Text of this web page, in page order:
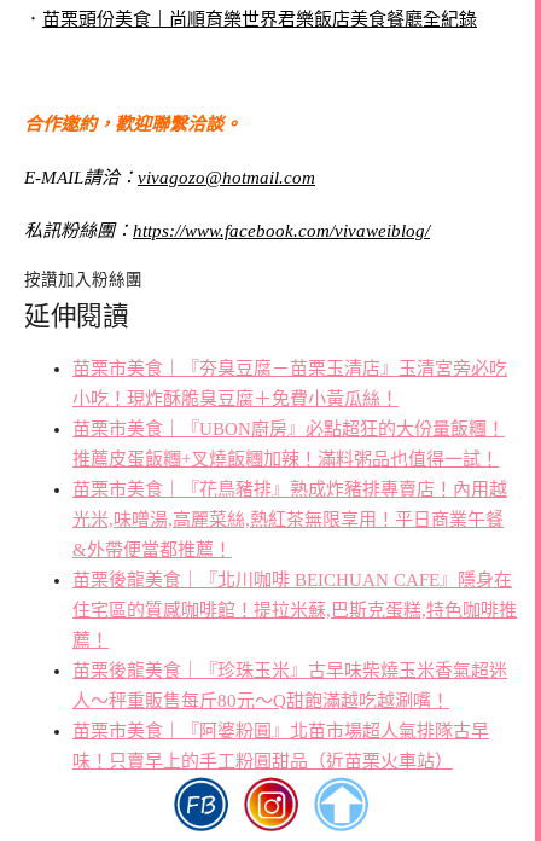
． 苗栗頭份美食｜尚順育樂世界君樂飯店美食餐廳全紀錄
合作邀約，歡迎聯繫洽談。
E-MAIL請洽： vivagozo@hotmail.com
私訊粉絲團： https://www.facebook.com/vivaweiblog/
按讚加入粉絲團
延伸閱讀
苗栗市美食｜『夯臭豆腐－苗栗玉清店』玉清宮旁必吃
小吃！現炸酥脆臭豆腐＋免費小黃瓜絲！
苗栗市美食｜『UBON廚房』必點超狂的大份量飯糰！
推薦皮蛋飯糰+叉燒飯糰加辣！滿料粥品也值得一試！
苗栗市美食｜『花鳥豬排』熟成炸豬排專賣店！內用越
光米,味噌湯,高麗菜絲,熱紅茶無限享用！平日商業午餐
&外帶便當都推薦！
苗栗後龍美食｜『北川咖啡 BEICHUAN CAFE』隱身在
住宅區的質感咖啡館！提拉米蘇,巴斯克蛋糕,特色咖啡推
薦！
苗栗後龍美食｜『珍珠玉米』古早味柴燒玉米香氣超迷
人～秤重販售每斤80元～Q甜飽滿越吃越涮嘴！
苗栗市美食｜『阿婆粉圓』北苗市場超人氣排隊古早
味！只賣早上的手工粉圓甜品（近苗栗火車站）